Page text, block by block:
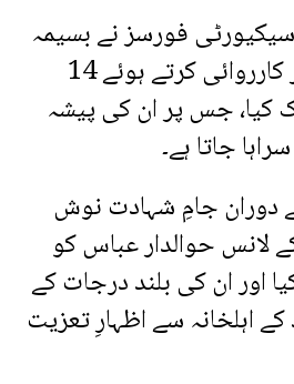
فورسز نے بسیمہ
میں بروقت اور مؤثر کارروائی کرتے ہوئے 14
کیا، جس پر ان کی پیشہ
جاتا ہے۔
دوران جامِ شہادت نوش
لانس حوالدار عباس کو
اور ان کی بلند درجات کے
اہلخانہ سے اظہارِ تعزیت